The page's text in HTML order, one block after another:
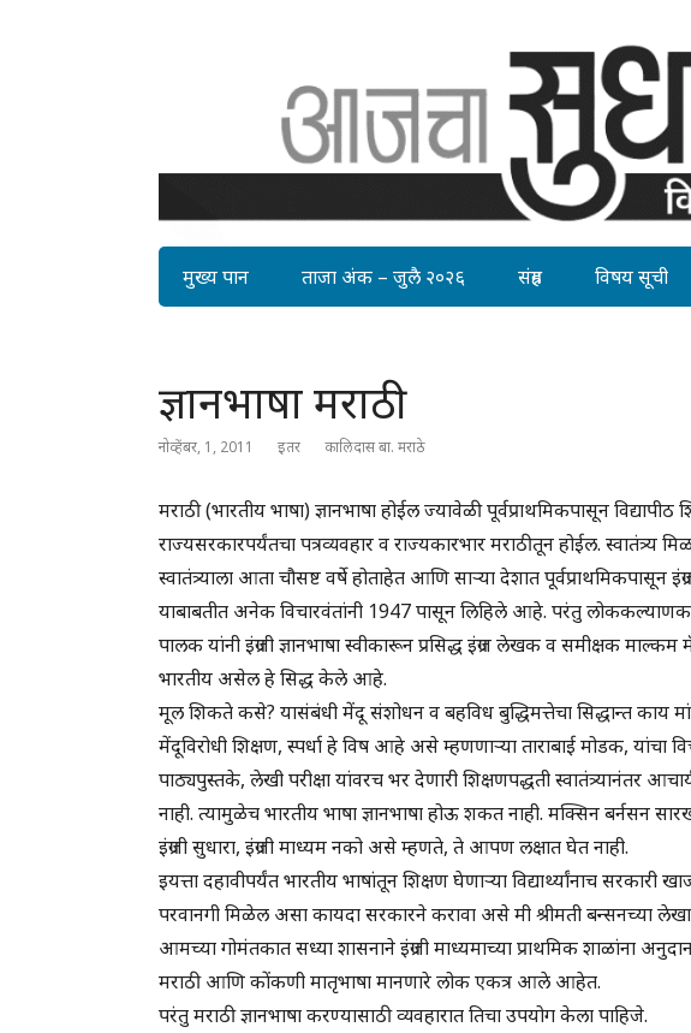
मुख्य पान ताजा अंक – जुलै २०२६ संग्रह विषय सूची
ज्ञानभाषा मराठी
नोव्हेंबर, 1, 2011 इतर कालिदास बा. मराठे
मराठी (भारतीय भाषा) ज्ञानभाषा होईल ज्यावेळी पूर्वप्राथमिकपासून
राज्यसरकारपर्यंतचा पत्रव्यवहार व राज्यकारभार मराठीतून होईल. स्वातंत्र्य
स्वातंत्र्याला आता चौसष्ट वर्षे होताहेत आणि साऱ्या देशात पूर्वप्राथमिकपासून
याबाबतीत अनेक विचारवंतांनी 1947 पासून लिहिले आहे. परंतु
पालक यांनी इंग्रजी ज्ञानभाषा स्वीकारून प्रसिद्ध इंग्रज लेखक व समीक्षक माल्कम
भारतीय असेल हे सिद्ध केले आहे.
मूल शिकते कसे? यासंबंधी मेंदू संशोधन व बहविध बुद्धिमत्तेचा सिद्धान्त काय
मेंदूविरोधी शिक्षण, स्पर्धा हे विष आहे असे म्हणणाऱ्या ताराबाई मोडक, यांचा
पाठ्यपुस्तके, लेखी परीक्षा यांवरच भर देणारी शिक्षणपद्धती स्वातंत्र्यानंतर
नाही. त्यामुळेच भारतीय भाषा ज्ञानभाषा होऊ शकत नाही. मक्सिन बर्नसन
इंग्रजी सुधारा, इंग्रजी माध्यम नको असे म्हणते, ते आपण लक्षात घेत नाही.
इयत्ता दहावीपर्यंत भारतीय भाषांतून शिक्षण घेणाऱ्या विद्यार्थ्यांनाच सरकारी
परवानगी मिळेल असा कायदा सरकारने करावा असे मी श्रीमती बन्सनच्या
आमच्या गोमंतकात सध्या शासनाने इंग्रजी माध्यमाच्या प्राथमिक शाळांना
मराठी आणि कोंकणी मातृभाषा मानणारे लोक एकत्र आले आहेत.
परंतु मराठी ज्ञानभाषा करण्यासाठी व्यवहारात तिचा उपयोग केला पाहिजे.